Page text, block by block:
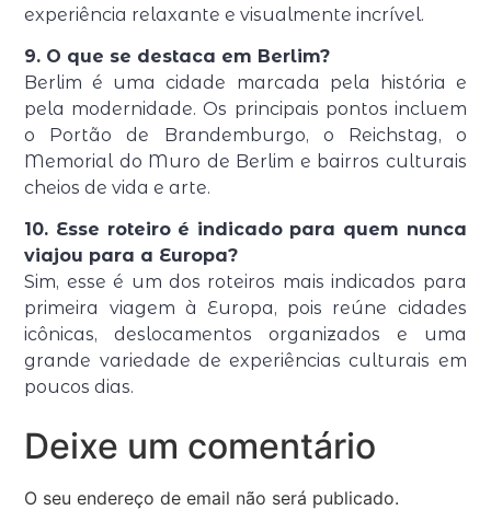
experiência relaxante e visualmente incrível.
9. O que se destaca em Berlim?
Berlim é uma cidade marcada pela história e
pela modernidade. Os principais pontos incluem
o Portão de Brandemburgo, o Reichstag, o
Memorial do Muro de Berlim e bairros culturais
cheios de vida e arte.
10. Esse roteiro é indicado para quem nunca
viajou para a Europa?
Sim, esse é um dos roteiros mais indicados para
primeira viagem à Europa, pois reúne cidades
icônicas, deslocamentos organizados e uma
grande variedade de experiências culturais em
poucos dias.
Deixe um comentário
O seu endereço de email não será publicado.